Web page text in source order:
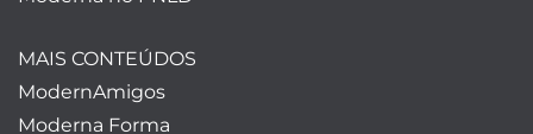
MAIS CONTEÚDOS
ModernAmigos
Moderna Forma